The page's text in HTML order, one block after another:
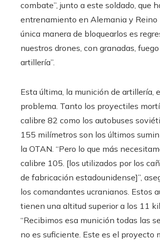
combate”, junto a este soldado, que
entrenamiento en Alemania y Reino
única manera de bloquearlos es
nuestros drones, con granadas,
artillería”.
Esta última, la munición de artillería,
problema. Tanto los proyectiles
calibre 82 como los autobuses
155 milímetros son los últimos
la OTAN. “Pero lo que más
calibre 105. [los utilizados por los
de fabricación estadounidense]”,
los comandantes ucranianos. Estos
tienen una altitud superior a los 11
“Recibimos esa munición todas las
no es suficiente. Este es el proyecto